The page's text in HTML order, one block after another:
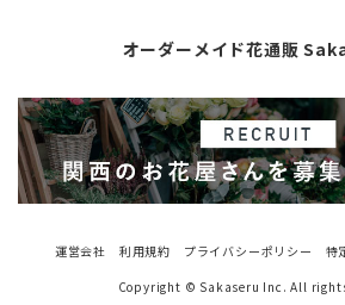
オーダーメイド花通販
運営会社 利用規約 プライバシーポリシー
特
Copyright © Sakaseru Inc. All